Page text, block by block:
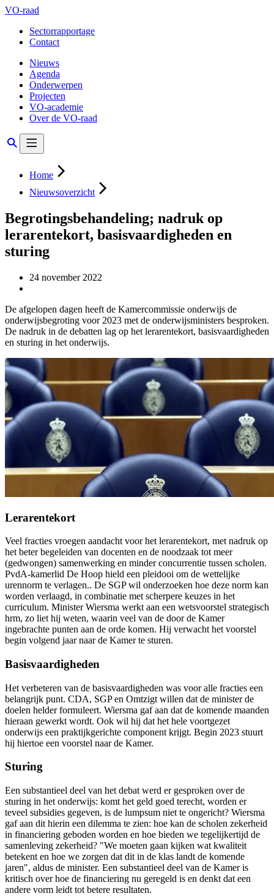
VO-raad
Sectorrapportage
Contact
Nieuws
Agenda
Onderwerpen
Projecten
VO-academie
Over de VO-raad
Home
Nieuwsoverzicht
Begrotingsbehandeling; nadruk op
lerarentekort, basisvaardigheden en
sturing
24 november 2022
De afgelopen dagen heeft de Kamercommissie onderwijs de
onderwijsbegroting voor 2023 met de onderwijsministers besproken.
De nadruk in de debatten lag op het lerarentekort, basisvaardigheden
en sturing in het onderwijs.
Lerarentekort
Veel fracties vroegen aandacht voor het lerarentekort, met nadruk op
het beter begeleiden van docenten en de noodzaak tot meer
(gedwongen) samenwerking en minder concurrentie tussen scholen.
PvdA-kamerlid De Hoop hield een pleidooi om de wettelijke
urennorm te verlagen.. De SGP wil onderzoeken hoe deze norm kan
worden verlaagd, in combinatie met scherpere keuzes in het
curriculum. Minister Wiersma werkt aan een wetsvoorstel strategisch
hrm, zo liet hij weten, waarin veel van de door de Kamer
ingebrachte punten aan de orde komen. Hij verwacht het voorstel
begin volgend jaar naar de Kamer te sturen.
Basisvaardigheden
Het verbeteren van de basisvaardigheden was voor alle fracties een
belangrijk punt. CDA, SGP en Omtzigt willen dat de minister de
doelen helder formuleert. Wiersma gaf aan dat de komende maanden
hieraan gewerkt wordt. Ook wil hij dat het hele voortgezet
onderwijs een praktijkgerichte component krijgt. Begin 2023 stuurt
hij hiertoe een voorstel naar de Kamer.
Sturing
Een substantieel deel van het debat werd er gesproken over de
sturing in het onderwijs: komt het geld goed terecht, worden er
teveel subsidies gegeven, is de lumpsum niet te ongericht? Wiersma
gaf aan dit hierin een dilemma te zien: hoe kan de scholen zekerheid
in financiering geboden worden en hoe bieden we tegelijkertijd de
samenleving zekerheid? "We moeten gaan kijken wat kwaliteit
betekent en hoe we zorgen dat dit in de klas landt de komende
jaren", aldus de minister. Een substantieel deel van de Kamer is
kritisch over hoe de financiering nu geregeld is en denkt dat een
andere vorm leidt tot betere resultaten.